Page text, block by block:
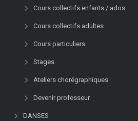
Cours collectifs enfants / ados
Cours collectifs adultes
Cours particuliers
Stages
Ateliers chorégraphiques
Devenir professeur
DANSES